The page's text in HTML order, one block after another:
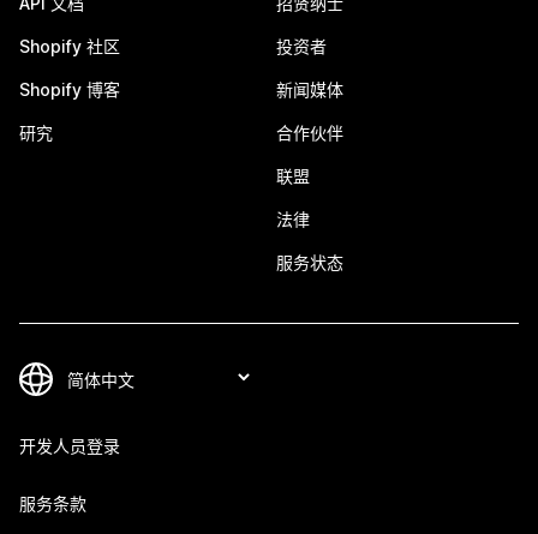
Shopify 社区
Shopify 博客
研究
投资者
新闻媒体
合作伙伴
联盟
法律
服务状态
开发人员登录
服务条款